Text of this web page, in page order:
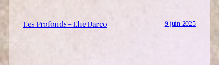
Les Profonds – Elie Darco 9 juin 2025